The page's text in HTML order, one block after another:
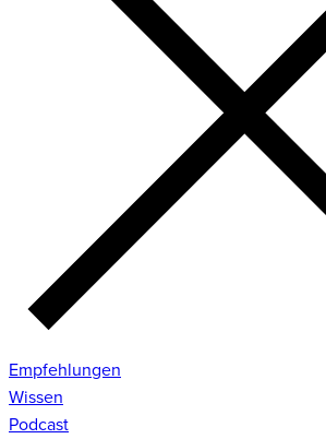
Empfehlungen
Wissen
Podcast